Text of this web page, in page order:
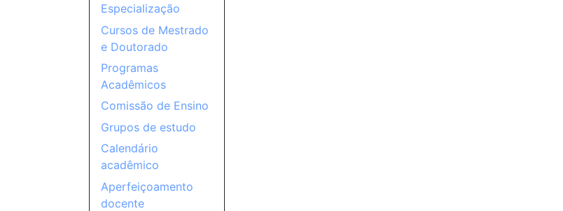
Especialização
Cursos de Mestrado
e Doutorado
Programas
Acadêmicos
Comissão de Ensino
Grupos de estudo
Calendário
acadêmico
Aperfeiçoamento
docente